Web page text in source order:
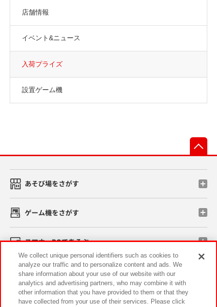
店舗情報
イベント&ニュース
入荷プライズ
設置ゲーム機
あそび場をさがす
ゲーム機をさがす
スマホ・PCであそぶ
イベント・キャンペーン
We collect unique personal identifiers such as cookies to
analyze our traffic and to personalize content and ads. We
share information about your use of our website with our
analytics and advertising partners, who may combine it with
other information that you have provided to them or that they
have collected from your use of their services. Please click